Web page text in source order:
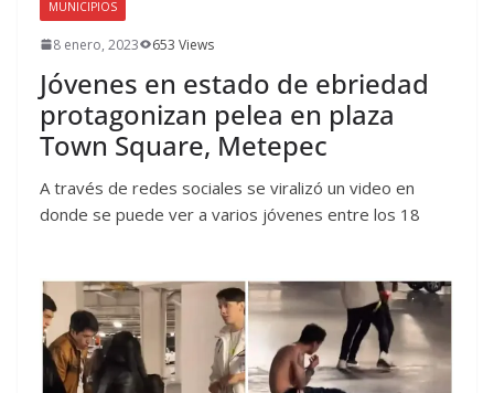
MUNICIPIOS
8 enero, 2023 653 Views
Jóvenes en estado de ebriedad
protagonizan pelea en plaza
Town Square, Metepec
A través de redes sociales se viralizó un video en
donde se puede ver a varios jóvenes entre los 18